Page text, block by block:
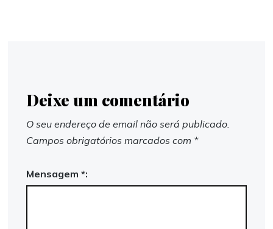
Deixe um comentário
O seu endereço de email não será publicado.
Campos obrigatórios marcados com *
Mensagem *: